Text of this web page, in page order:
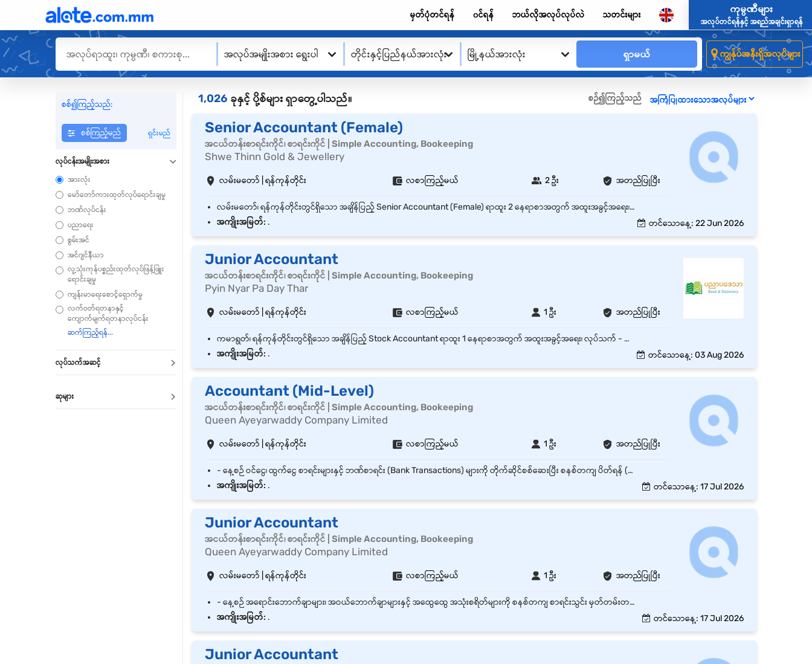
မှတ်ပုံတင်ရန် ၀င်ရန် ဘယ်လိုအလုပ်လုပ်လဲ သတင်းများ
ကုမ္ပဏီများ
အလုပ်တင်ရန်နှင့် အရည်အချင်းရှာရန်
အလုပ်အမျိုးအစား ရွေးပါ တိုင်းနှင့်ပြည်နယ်အားလုံး မြို့နယ်အားလုံး ရှာမယ် ကျွန်ုပ်အနီးရှိအလုပ်များ
စစ်၍ကြည့်သည်:
စစ်ကြည့်မည် ရှင်းမည်
လုပ်ငန်းအမျိုးအစား
အားလုံး
မော်တော်ကားထုတ်လုပ်ရောင်းချမှု
ဘဏ်လုပ်ငန်း
ပညာရေး
စွမ်းအင်
အင်ဂျင်နီယာ
လူ့သုံးကုန်ပစ္စည်းထုတ်လုပ်ဖြန့်ဖြူး
ရောင်းချမှု
ကျန်းမာရေးစောင့်ရှောက်မှု
လက်ဝတ်ရတနာနှင့်
ကျောက်မျက်ရတနာလုပ်ငန်း
လုပ်သက်အဆင့်
ဆုများ
1,026 ခုနှင့် ပို့စ်များ ရှာတွေ့ပါသည်။ စဉ်၍ကြည့်သည်
Senior Accountant (Female)
အငယ်တန်းစာရင်းကိုင်၊ စာရင်းကိုင် | Simple Accounting, Bookeeping
Shwe Thinn Gold & Jewellery
လမ်းမတော် | ရန်ကုန်တိုင်း လစာကြည့်မယ် 2 ဦး အတည်ပြုပြီး
လမ်းမတော်၊ ရန်ကုန်တိုင်းတွင်ရှိသော အချိန်ပြည့် Senior Accountant (Female) ရာထူး 2 နေရာစာအတွက် အထူးအခွင့်အရေး၊ လုပ်သက် - အတွေ့အကြုံရှိ နှင့် လစဉ် လစာကောင်းကောင်းပေးမည်။
အကျိုးအမြတ်: . တင်သောနေ့: 22 Jun 2026
Junior Accountant
အငယ်တန်းစာရင်းကိုင်၊ စာရင်းကိုင် | Simple Accounting, Bookeeping
Pyin Nyar Pa Day Thar
လမ်းမတော် | ရန်ကုန်တိုင်း လစာကြည့်မယ် 1 ဦး အတည်ပြုပြီး
ကမာရွတ်၊ ရန်ကုန်တိုင်းတွင်ရှိသော အချိန်ပြည့် Stock Accountant ရာထူး 1 နေရာစာအတွက် အထူးအခွင့်အရေး၊ လုပ်သက် - အတွေ့အကြုံရှိ နှင့် လစဉ် လစာကောင်းကောင်းပေးမည်။
အကျိုးအမြတ်: . တင်သောနေ့: 03 Aug 2026
Accountant (Mid-Level)
အငယ်တန်းစာရင်းကိုင်၊ စာရင်းကိုင် | Simple Accounting, Bookeeping
Queen Ayeyarwaddy Company Limited
လမ်းမတော် | ရန်ကုန်တိုင်း လစာကြည့်မယ် 1 ဦး အတည်ပြုပြီး
- နေ့စဉ် ဝင်ငွေ၊ ထွက်ငွေ စာရင်းများနှင့် ဘဏ်စာရင်း (Bank Transactions) များကို တိုက်ဆိုင်စစ်ဆေးပြီး စနစ်တကျ ပိတ်ရန် (Reconciliation)။ - လစဉ်၊ သုံးလပတ် ဘဏ္ဍာရေးအစီရင်ခံစာများ (Financial Statements / Trial Balance) ကို တိကျစွာ ပြုစုပြီး မန်နေဂျာထံ တင်ပြရန်။ - ကုမ္ပဏီ၏ အသုံးစရိတ်များနှင့် ကုန်ကျစရိတ် (Cost) များကို စောင့်ကြည့်စစ်ဆေးပြီး စနစ်တကျ ထိန်းချုပ်ရန်။ - အခွန်ရုံးဆိုင်ရာ ကိစ္စရပ်များနှင့် လိုအပ်သော စာရင်းစစ် (Audit) လုပ်ငန်းစဉ်များအတွက် စာရွက်စာတမ်းများ ကြိုတင်ပြင်ဆင်ရန်။ - Junior Accountant ၏ နေ့စဉ်လုပ်ငန်းဆောင်တာများကို စစ်ဆေးပေးပြီး လိုအပ်ပါက လမ်းညွှန်မှုပေးရန်။
အကျိုးအမြတ်: . တင်သောနေ့: 17 Jul 2026
Junior Accountant
အငယ်တန်းစာရင်းကိုင်၊ စာရင်းကိုင် | Simple Accounting, Bookeeping
Queen Ayeyarwaddy Company Limited
လမ်းမတော် | ရန်ကုန်တိုင်း လစာကြည့်မယ် 1 ဦး အတည်ပြုပြီး
- နေ့စဉ် အရောင်းဘောက်ချာများ၊ အဝယ်ဘောက်ချာများနှင့် အထွေထွေ အသုံးစရိတ်များကို စနစ်တကျ စာရင်းသွင်း မှတ်တမ်းတင်ရန်။ - နေ့စဉ် Cash In-Hand (လက်ကျန်ငွေ) စာရင်းများကို တိကျမှန်ကန်အောင် စစ်ဆေးထိန်းသိမ်းရန်။ - စာရင်းဇယားများနှင့် နေ့စဉ်/အပတ်စဉ် အစီရင်ခံစာများကို Excel ဖြင့် စနစ်တကျ ပြုစုပြီး Accountant ထံ တင်ပြရန်။ - စာရင်းအင်းဆိုင်ရာ စာရွက်စာတမ်းများနှင့် ဖိုင်တွဲ (Filing) များကို စနစ်တကျ သိမ်းဆည်းရန်။
အကျိုးအမြတ်: . တင်သောနေ့: 17 Jul 2026
Junior Accountant